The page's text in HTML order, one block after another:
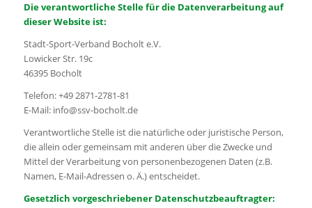
Die verantwortliche Stelle für die Datenverarbeitung auf
dieser Website ist:
Stadt-Sport-Verband Bocholt e.V.
Lowicker Str. 19c
46395 Bocholt
Telefon: +49 2871-2781-81
E-Mail: info@ssv-bocholt.de
Verantwortliche Stelle ist die natürliche oder juristische Person,
die allein oder gemeinsam mit anderen über die Zwecke und
Mittel der Verarbeitung von personenbezogenen Daten (z.B.
Namen, E-Mail-Adressen o. Ä.) entscheidet.
Gesetzlich vorgeschriebener Datenschutzbeauftragter: